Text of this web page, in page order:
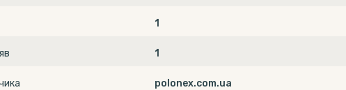
1
1
polonex.com.ua